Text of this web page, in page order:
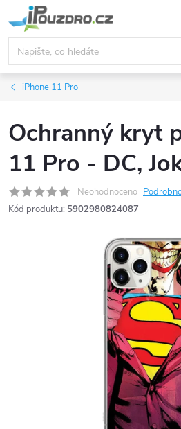
na
obsah
iPhone 11 Pro
Ochranný kryt
11 Pro - DC,
Neohodnoceno
Kód produktu: 5902980824087